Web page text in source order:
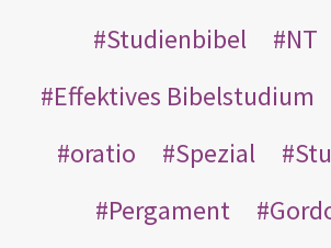
Studienbibel
NT
Effektives Bibelstudium
oratio
Spezial
Pergament